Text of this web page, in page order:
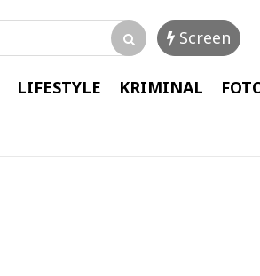
Screen
LIFESTYLE KRIMINAL